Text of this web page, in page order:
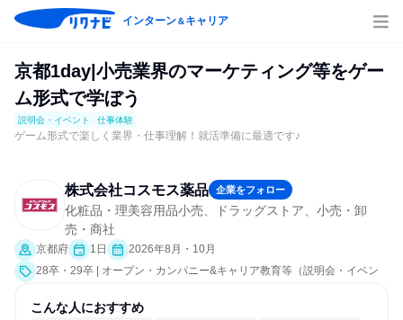
インターン＆キャリア
京都1day|小売業界のマーケティング等をゲー
ム形式で学ぼう
説明会・イベント 仕事体験
ゲーム形式で楽しく業界・仕事理解！就活準備に最適です♪
株式会社コスモス薬品 企業をフォロー
化粧品・理美容用品小売、ドラッグストア、小売・卸
売・商社
京都府 1日
2026年8月・10月
28卒・29卒 | オープン・カンパニー&キャリア教育等（説明会・イベン
究]、仕事体験）
こんな人におすすめ